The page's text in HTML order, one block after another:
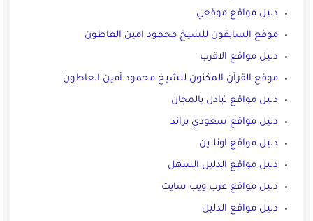
دليل مواقع موقعي
موقع السابقون للشيخ محمود امين العاطون
دليل مواقع الاقرب
موقع القرآن المكنون للشيخ محمود أمين العاطون
دليل مواقع تبادل بالمجان
دليل مواقع سعودي براند
دليل مواقع اونلاين
دليل مواقع الدليل السهل
دليل مواقع عرب ويب سايت
دليل مواقع الدليل